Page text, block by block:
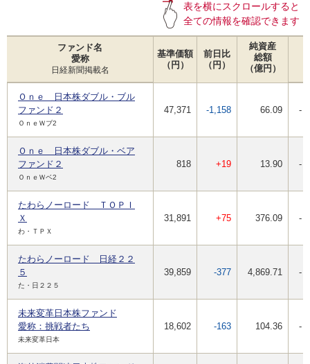
表を横にスクロールすると
全ての情報を確認できます
ファンド名
愛称
日経新聞掲載名
基準価額
（円）
前日比
（円）
純資産
総額
（億円）
Ｏｎｅ 日本株ダブル・ブル
ファンド２
ＯｎｅＷブ2
47,371 -1,158 66.09 -
Ｏｎｅ 日本株ダブル・ベア
ファンド２
ＯｎｅＷベ2
818 +19 13.90 -
たわらノーロード ＴＯＰＩ
Ｘ
わ・ＴＰＸ
31,891 +75 376.09 -
たわらノーロード 日経２２
５
た・日２２５
39,859 -377 4,869.71 -
未来変革日本株ファンド
愛称：挑戦者たち
未来変革日本
18,602 -163 104.36 -